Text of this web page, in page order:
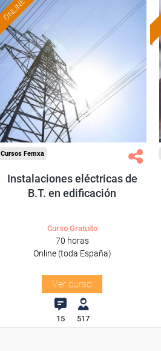
ONLINE
subvencionada.
Para desempleados,
trabajadores y autónomos.
Sector
-Metal.
Cursos Femxa
Instalaciones eléctricas de
B.T. en edificación
Curso Gratuito
70 horas
Online (toda España)
Ver curso
15 517